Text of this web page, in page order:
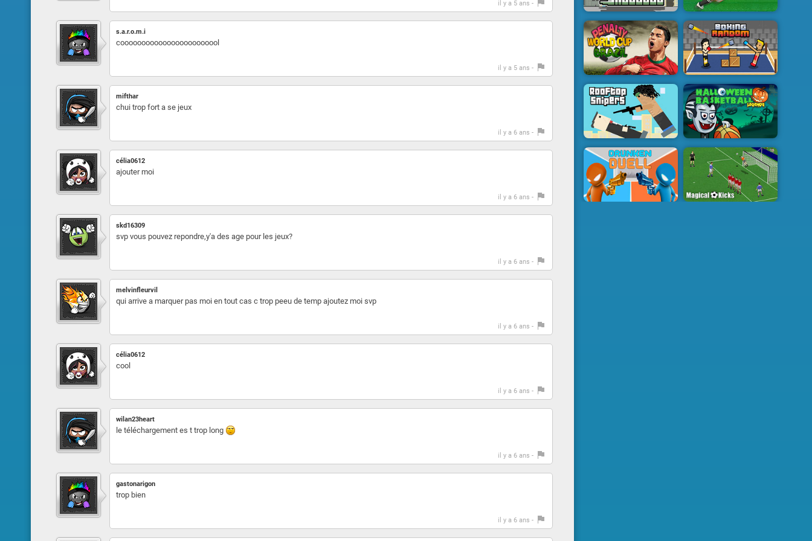
il y a 5 ans -
s.a.r.o.m.i
coooooooooooooooooooooool
il y a 5 ans -
mifthar
chui trop fort a se jeux
il y a 6 ans -
célia0612
ajouter moi
il y a 6 ans -
skd16309
svp vous pouvez repondre,y'a des age pour les jeux?
il y a 6 ans -
melvinfleurvil
qui arrive a marquer pas moi en tout cas c trop peeu de temp ajoutez moi svp
il y a 6 ans -
célia0612
cool
il y a 6 ans -
wilan23heart
le téléchargement es t trop long
il y a 6 ans -
gastonarigon
trop bien
il y a 6 ans -